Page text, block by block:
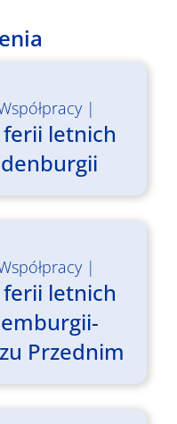
|
letnich
|
letnich
Przednim